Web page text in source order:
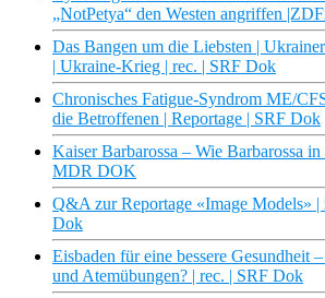
„NotPetya“ den Westen angriffen
Das Bangen um die Liebsten |
| Ukraine-Krieg | rec. | SRF Dok
Chronisches Fatigue-Syndrom ME/
die Betroffenen | Reportage | SRF Dok
Kaiser Barbarossa – Wie Barbarossa
MDR DOK
Q&A zur Reportage «Image Models» |
Dok
Eisbaden für eine bessere Gesundheit
und Atemübungen? | rec. | SRF Dok